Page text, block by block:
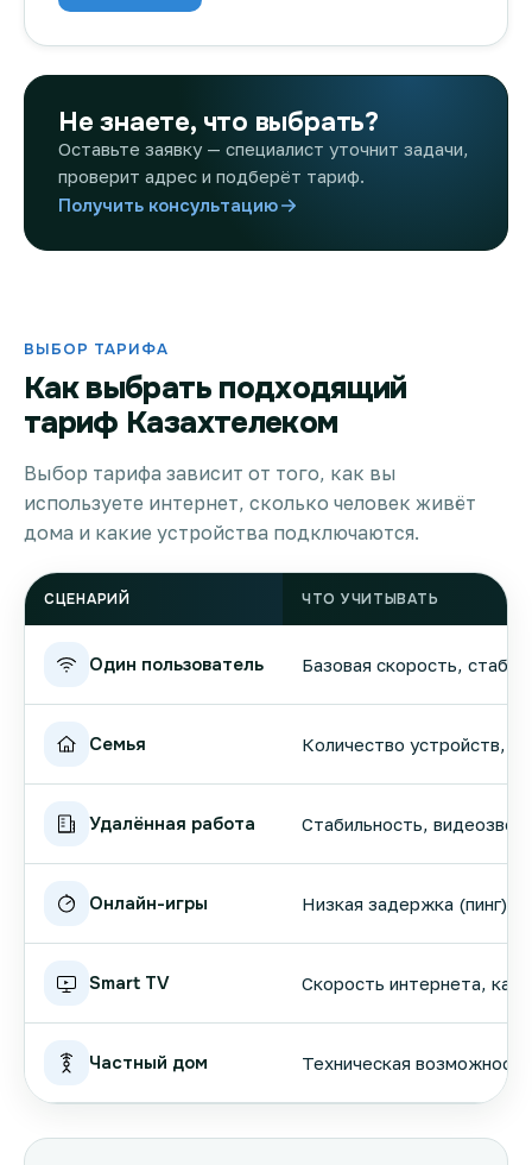
Не знаете, что выбрать?
Оставьте заявку — специалист уточнит задачи,
проверит адрес и подберёт тариф.
Получить консультацию
ВЫБОР ТАРИФА
Как выбрать подходящий
тариф Казахтелеком
Выбор тарифа зависит от того, как вы
используете интернет, сколько человек живёт
дома и какие устройства подключаются.
СЦЕНАРИЙ ЧТО УЧИТЫВАТЬ
Один пользователь Базовая скорость,
Семья Количество устройств,
Удалённая работа Стабильность,
Онлайн-игры Низкая задержка (пинг),
Smart TV Скорость интернета,
Частный дом Техническая